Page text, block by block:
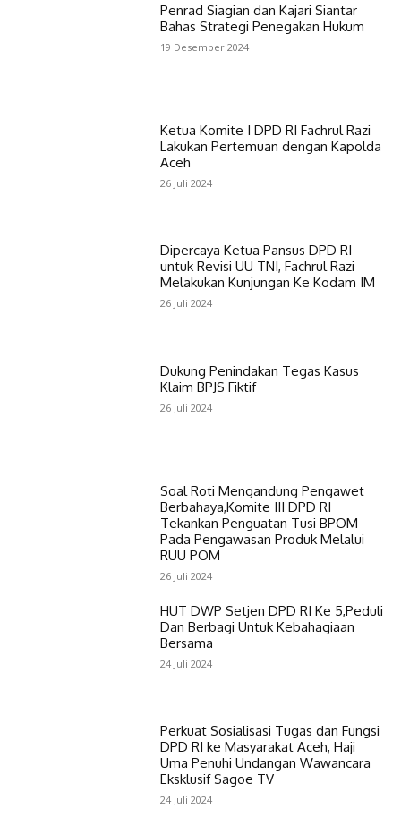
Penrad Siagian dan Kajari Siantar
Bahas Strategi Penegakan Hukum
19 Desember 2024
Ketua Komite I DPD RI Fachrul Razi
Lakukan Pertemuan dengan Kapolda
Aceh
26 Juli 2024
Dipercaya Ketua Pansus DPD RI
untuk Revisi UU TNI, Fachrul Razi
Melakukan Kunjungan Ke Kodam IM
26 Juli 2024
Dukung Penindakan Tegas Kasus
Klaim BPJS Fiktif
26 Juli 2024
Soal Roti Mengandung Pengawet
Berbahaya,Komite III DPD RI
Tekankan Penguatan Tusi BPOM
Pada Pengawasan Produk Melalui
RUU POM
26 Juli 2024
HUT DWP Setjen DPD RI Ke 5,Peduli
Dan Berbagi Untuk Kebahagiaan
Bersama
24 Juli 2024
Perkuat Sosialisasi Tugas dan Fungsi
DPD RI ke Masyarakat Aceh, Haji
Uma Penuhi Undangan Wawancara
Eksklusif Sagoe TV
24 Juli 2024